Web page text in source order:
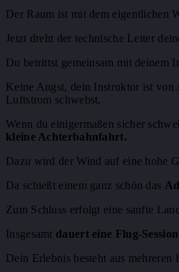
Der Raum ist mit dem eigentlichen
Jetzt dreht der technische Leiter
Du betrittst gemeinsam mit deinem
Keine Angst, dein Instruktor ist von
Luftstrom schwebst.
Wenn du einigermaßen sicher
kleine Achterbahnfahrt.
Dazu wird der Wind auf eine hohe
Da schießt einem ganz schön das
Zum Schluss erfolgt eine sanfte
Insgesamt dauert eine Flug-
Dein Erlebnis besteht aus